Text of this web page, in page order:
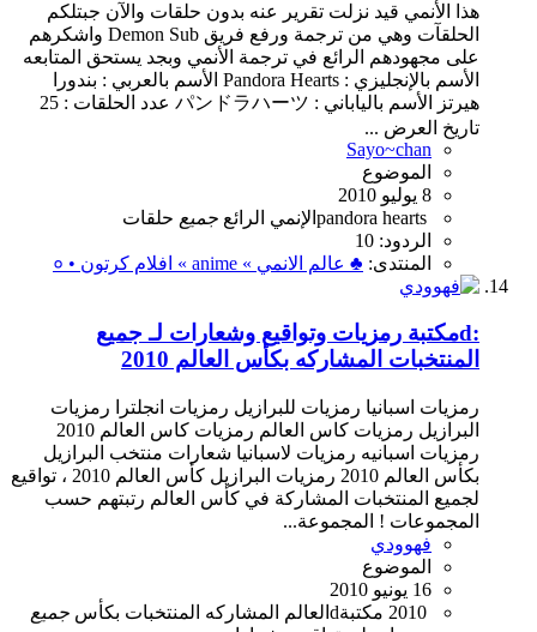
هذا الأنمي قيد نزلت تقرير عنه بدون حلقات والآن جبتلكم
الحلقآت وهي من ترجمة ورفع فريق Demon Sub واشكرهم
على مجهودهم الرائع في ترجمة الأنمي وبجد يستحق المتابعه
الأسم بالإنجليزي : Pandora Hearts الأسم بالعربي : بندورا
هيرتز الأسم بالياباني : パンドラハーツ عدد الحلقات : 25
تاريخ العرض ...
Sayo~chan
الموضوع
8 يوليو 2010
hearts
pandora الإنمي الرائع جميع حلقات
الردود: 10
المنتدى: ♣ عالم الانمي » anime » افلام كرتون • ०
:dمكتبة رمزيات وتواقيع وشعارات لـ جميع
المنتخبات المشاركه بكأس العالم 2010
رمزيات اسبانيا رمزيات للبرازيل رمزيات انجلترا رمزيات
البرازيل رمزيات كاس العالم رمزيات كاس العالم 2010
رمزيات اسبانيه رمزيات لاسبانيا شعارات منتخب البرازيل
بكأس العالم 2010 رمزيات البرازيل كأس العالم 2010 ، تواقيع
لجميع المنتخبات المشاركة في كأس العالم رتبتهم حسب
المجموعات ! المجموعة...
فهوودي
الموضوع
16 يونيو 2010
2010
العالم المشاركه المنتخبات بكأس جميع